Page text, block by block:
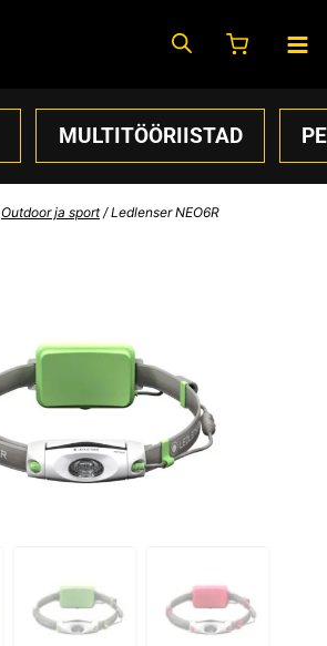
MULTITÖÖRIISTAD
Outdoor ja sport / Ledlenser NEO6R